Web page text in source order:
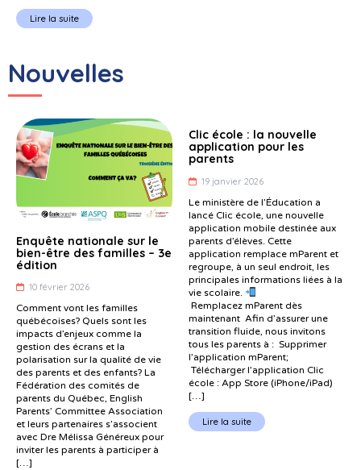
Lire la suite
Nouvelles
Enquête nationale sur le
bien-être des familles – 3e
édition
10 février 2026
Comment vont les familles
québécoises? Quels sont les
impacts d’enjeux comme la
gestion des écrans et la
polarisation sur la qualité de vie
des parents et des enfants? La
Fédération des comités de
parents du Québec, English
Parents’ Committee Association
et leurs partenaires s’associent
avec Dre Mélissa Généreux pour
inviter les parents à participer à
[…]
Clic école : la nouvelle
application pour les
parents
19 janvier 2026
Le ministère de l’Éducation a
lancé Clic école, une nouvelle
application mobile destinée aux
parents d’élèves. Cette
application remplace mParent et
regroupe, à un seul endroit, les
principales informations liées à la
vie scolaire.
Remplacez mParent dès
maintenant Afin d’assurer une
transition fluide, nous invitons
tous les parents à : Supprimer
l’application mParent;
Télécharger l’application Clic
école : App Store (iPhone/iPad)
[…]
Lire la suite